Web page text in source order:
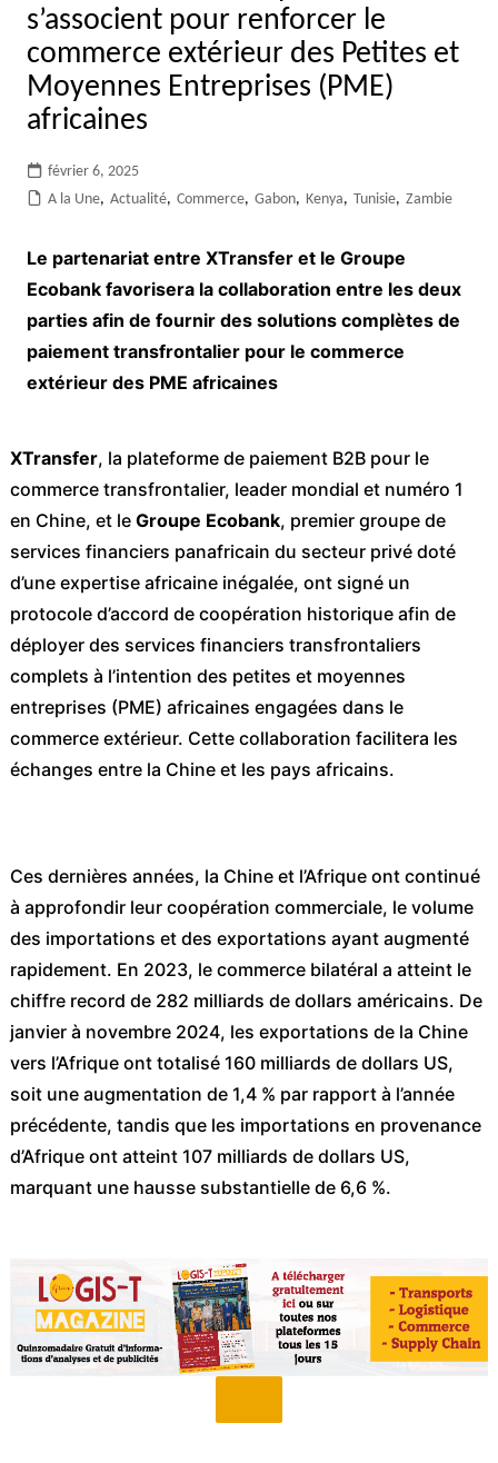
s’associent pour renforcer le
commerce extérieur des Petites et
Moyennes Entreprises (PME)
africaines
février 6, 2025
A la Une, Actualité, Commerce, Gabon, Kenya, Tunisie, Zambie
Le partenariat entre XTransfer et le Groupe
Ecobank favorisera la collaboration entre les deux
parties afin de fournir des solutions complètes de
paiement transfrontalier pour le commerce
extérieur des PME africaines
XTransfer, la plateforme de paiement B2B pour le
commerce transfrontalier, leader mondial et numéro 1
en Chine, et le Groupe Ecobank, premier groupe de
services financiers panafricain du secteur privé doté
d’une expertise africaine inégalée, ont signé un
protocole d’accord de coopération historique afin de
déployer des services financiers transfrontaliers
complets à l’intention des petites et moyennes
entreprises (PME) africaines engagées dans le
commerce extérieur. Cette collaboration facilitera les
échanges entre la Chine et les pays africains.
Ces dernières années, la Chine et l’Afrique ont continué
à approfondir leur coopération commerciale, le volume
des importations et des exportations ayant augmenté
rapidement. En 2023, le commerce bilatéral a atteint le
chiffre record de 282 milliards de dollars américains. De
janvier à novembre 2024, les exportations de la Chine
vers l’Afrique ont totalisé 160 milliards de dollars US,
soit une augmentation de 1,4 % par rapport à l’année
précédente, tandis que les importations en provenance
d’Afrique ont atteint 107 milliards de dollars US,
marquant une hausse substantielle de 6,6 %.